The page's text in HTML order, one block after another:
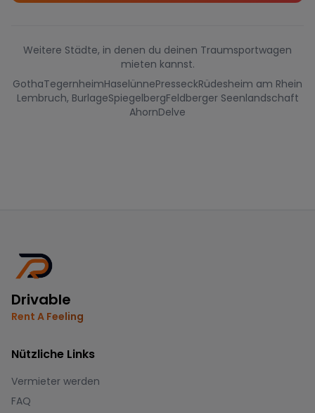
Weitere Städte, in denen du deinen Traumsportwagen
mieten kannst.
GothaTegernheimHaselünnePresseckRüdesheim am Rhein
Lembruch, BurlageSpiegelbergFeldberger Seenlandschaft
AhornDelve
Drivable
Rent A Feeling
Nützliche Links
Vermieter werden
FAQ